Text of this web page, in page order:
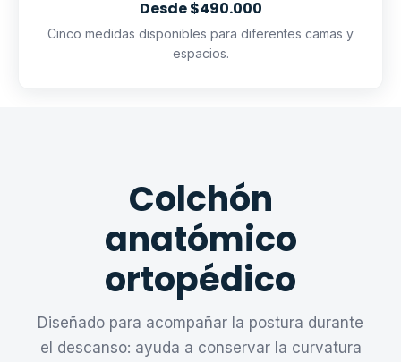
Desde $490.000
Cinco medidas disponibles para diferentes camas y
espacios.
Colchón
anatómico
ortopédico
Diseñado para acompañar la postura durante
el descanso: ayuda a conservar la curvatura